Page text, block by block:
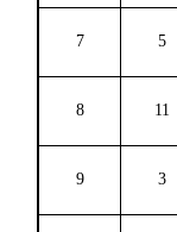
7 5
8 11
9 3